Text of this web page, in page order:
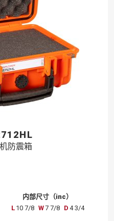
防震箱
内部尺寸（inc）
L 10 7/8 W7 7/8 D 4 3/4